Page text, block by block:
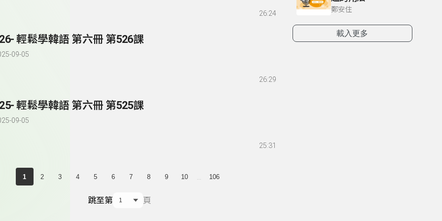
26:24
輕鬆學韓語 第六冊 第526課
09-05
26:29
輕鬆學韓語 第六冊 第525課
09-05
25:31
1 2 3 4 5 6 7 8 9 10 106
跳至第 頁
鄭安住
載入更多